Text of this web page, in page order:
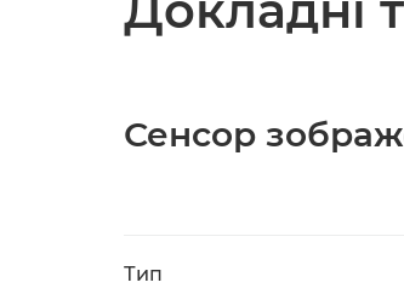
Сенсор
Тип